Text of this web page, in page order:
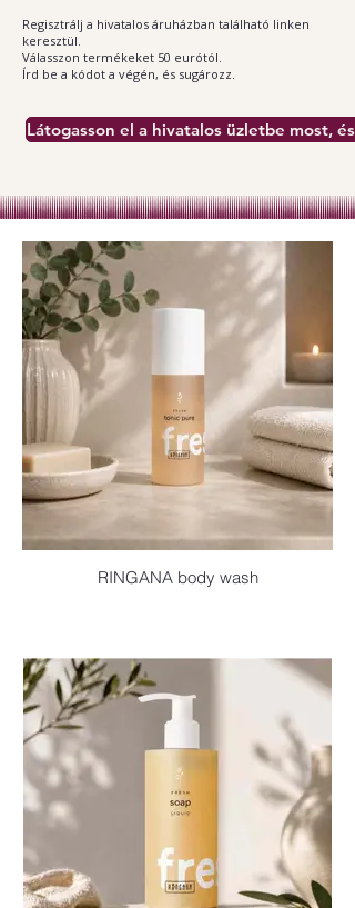
Regisztrálj a hivatalos áruházban található linken
keresztül.
Válasszon termékeket 50 eurótól.
Írd be a kódot a végén, és sugározz.
Látogasson el a hivatalos üzletbe most,
RINGANA body wash